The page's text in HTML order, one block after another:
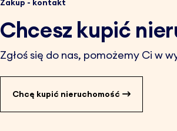
Zakup - kontakt
Chcesz kupić
Zgłoś się do nas, pomożemy Ci w
Chcę kupić nieruchomość